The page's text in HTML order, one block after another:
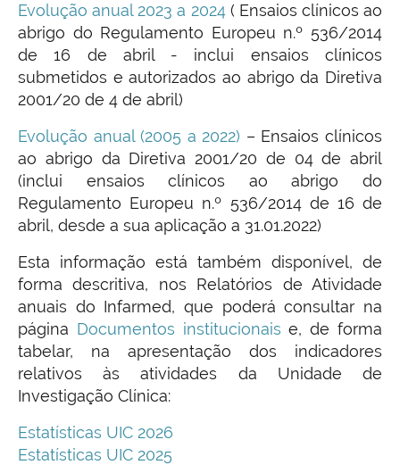
Evolução anual 2023 a 2024 ( Ensaios clínicos ao
abrigo do Regulamento Europeu n.º 536/2014
de 16 de abril - inclui ensaios clínicos
submetidos e autorizados ao abrigo da Diretiva
2001/20 de 4 de abril)
Evolução anual (2005 a 2022) – Ensaios clínicos
ao abrigo da Diretiva 2001/20 de 04 de abril
(inclui ensaios clínicos ao abrigo do
Regulamento Europeu n.º 536/2014 de 16 de
abril, desde a sua aplicação a 31.01.2022)
Esta informação está também disponível, de
forma descritiva, nos Relatórios de Atividade
anuais do Infarmed, que poderá consultar na
página Documentos institucionais e, de forma
tabelar, na apresentação dos
indicadores
relativos às atividades da Unidade de
Investigação Clínica:
Estatísticas UIC 2026
Estatísticas UIC 2025